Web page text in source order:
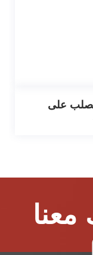
على